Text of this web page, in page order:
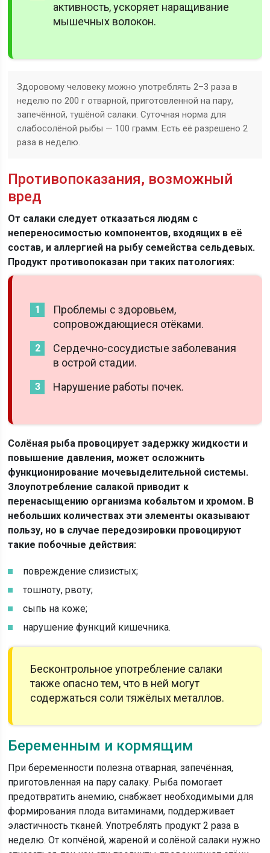
активность, ускоряет наращивание
мышечных волокон.
Здоровому человеку можно употреблять 2–3 раза в
неделю по 200 г отварной, приготовленной на пару,
запечённой, тушёной салаки. Суточная норма для
слабосолёной рыбы — 100 грамм. Есть её разрешено 2
раза в неделю.
Противопоказания, возможный
вред
От салаки следует отказаться людям с
непереносимостью компонентов, входящих в её
состав, и аллергией на рыбу семейства сельдевых.
Продукт противопоказан при таких патологиях:
Проблемы с здоровьем,
сопровождающиеся отёками.
Сердечно-сосудистые заболевания
в острой стадии.
Нарушение работы почек.
Солёная рыба провоцирует задержку жидкости и
повышение давления, может осложнить
функционирование мочевыделительной системы.
Злоупотребление салакой приводит к
перенасыщению организма кобальтом и хромом. В
небольших количествах эти элементы оказывают
пользу, но в случае передозировки провоцируют
такие побочные действия:
повреждение слизистых;
тошноту, рвоту;
сыпь на коже;
нарушение функций кишечника.
Бесконтрольное употребление салаки
также опасно тем, что в ней могут
содержаться соли тяжёлых металлов.
Беременным и кормящим
При беременности полезна отварная, запечённая,
приготовленная на пару салаку. Рыба помогает
предотвратить анемию, снабжает необходимыми для
формирования плода витаминами, поддерживает
эластичность тканей. Употреблять продукт 2 раза в
неделю. От копчёной, жареной и солёной салаки нужно